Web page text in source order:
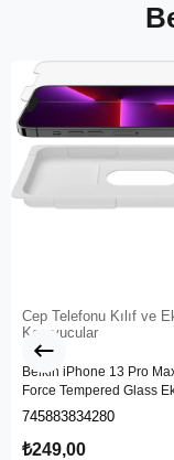
Cep Telefonu Kılıf ve
Koruyucular
Belkin iPhone 13 Pro
Force Tempered Glass
Koruyucu - OvaO70ZZ
745883834280
₺249,00